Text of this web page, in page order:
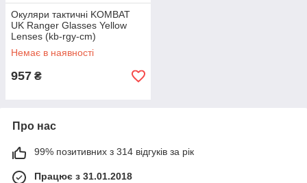
Окуляри тактичні KOMBAT
UK Ranger Glasses Yellow
Lenses (kb-rgy-cm)
Немає в наявності
957 ₴
Про нас
99% позитивних з 314 відгуків за рік
Працює з 31.01.2018